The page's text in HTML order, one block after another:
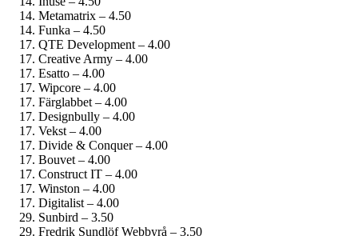
Metamatrix – 4.50
Funka – 4.50
QTE Development – 4.00
Creative Army – 4.00
Esatto – 4.00
Wipcore – 4.00
Färglabbet – 4.00
Designbully – 4.00
Vekst – 4.00
Divide & Conquer – 4.00
Bouvet – 4.00
Construct IT – 4.00
Winston – 4.00
Digitalist – 4.00
Sunbird – 3.50
Fredrik Sundlöf Webbyrå – 3.50